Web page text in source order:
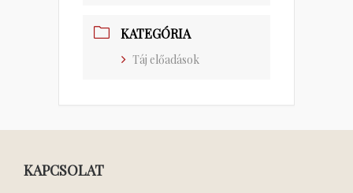
KATEGÓRIA
Táj előadások
KAPCSOLAT